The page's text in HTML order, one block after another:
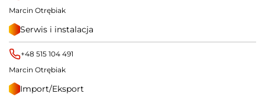
Marcin Otrębiak
Serwis i instalacja
+48 515 104 491
Marcin Otrębiak
Import/Eksport